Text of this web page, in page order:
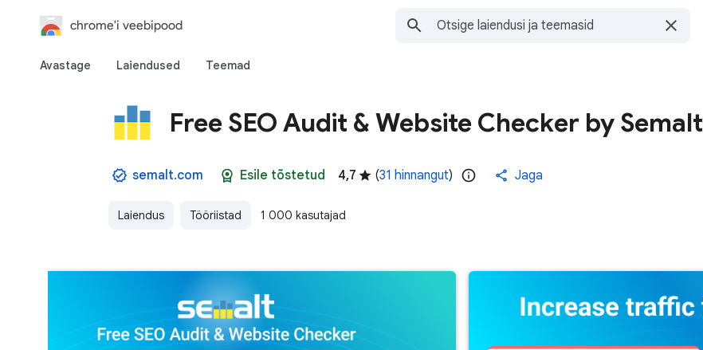
chrome'i veebipood
Avastage Laiendused Teemad
Free SEO Audit & Website Checker by Semalt
semalt.com Esile tõstetud 4,7 (31 hinnangut) Jaga
Laiendus Tööriistad 1 000 kasutajad